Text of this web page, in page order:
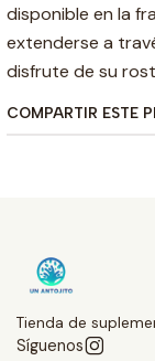
disponible en la
extenderse a
disfrute de su
COMPARTIR ESTE
Tienda de
Síguenos